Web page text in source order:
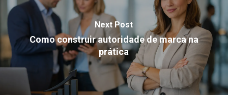
Next Post
Como construir autoridade de marca na
prática